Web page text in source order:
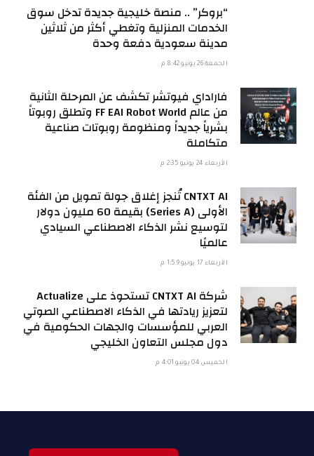
“بروكر” .. منصة خليجية جديدة تدخل سوق
الخدمات المنزلية وتغطي أكثر من ثلاثين
مدينة سعودية دفعة وحدة
الجمعة 26 يونيو 8:42 م
فاراداي فيوتشر تكشف عن المرحلة الثانية
من عالم FF EAI Robot World وتطلق روبوتاً
بشرياً جديداً ومنظومة روبوتات صناعية
متكاملة
الأربعاء 24 يونيو 2:35 م
CNTXT AI تُنجز إغلاق جولة تمويل من الفئة
الأولى (Series A) بقيمة 60 مليون دولار
لتوسيع نشر الذكاء الاصطناعي السيادي
عالميًا
الأربعاء 17 يونيو 1:59 م
شركة CNTXT AI تستحوذ على Actualize
لتعزيز ريادتها في الذكاء الاصطناعي الصوتي
العربي للمؤسسات والجهات الحكومية في
دول مجلس التعاون الخليجي
الخميس 04 يونيو 4:01 م